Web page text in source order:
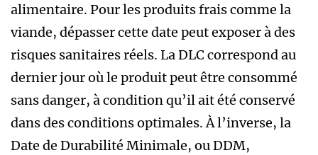
alimentaire. Pour les produits frais comme la
viande, dépasser cette date peut exposer à des
risques sanitaires réels. La DLC correspond au
dernier jour où le produit peut être consommé
sans danger, à condition qu’il ait été conservé
dans des conditions optimales. À l’inverse, la
Date de Durabilité Minimale, ou DDM,